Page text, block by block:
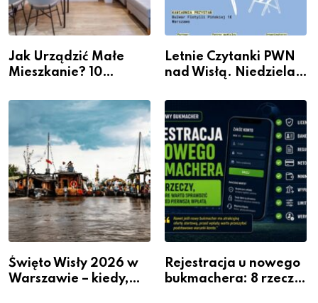
Jak Urządzić Małe
Mieszkanie? 10
Przestrzeni Bez
Kosztownego Remontu
Letnie Czytanki PWN
nad Wisłą. Niedziela z
dla siebie
Święto Wisły 2026 w
Warszawie – kiedy,
Rejestracja u nowego
bukmachera: 8 rzeczy,